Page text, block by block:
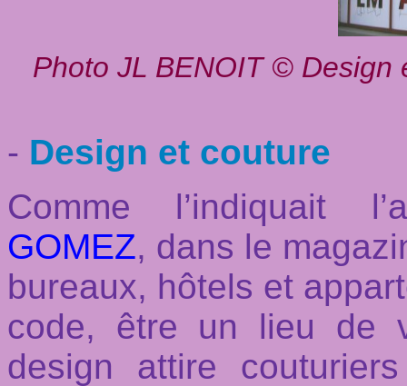
Photo JL BENOIT © Design
- Design et couture
Comme l’indiquait
GOMEZ, dans le
bureaux, hôtels et
code, être un lieu de
design attire